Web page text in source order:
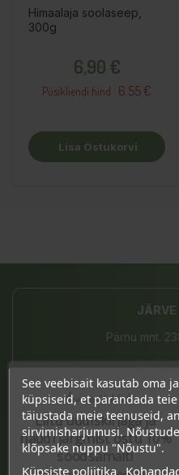
Himaalaja soolaseep,
300g
6,90 €
Püsikliendi hind : 6.55 €
Lisa Ostukorvi
JÄRVE
Pärnu mnt.
E-L 10-
(+372)
See veebisait kasutab oma
küpsiseid, et parandada
täiustada meie teenuseid,
sirvimisharjumusi.
klõpsake nuppu "Nõustu".
Küpsiste poliitika
Ära veel lahku!
Liitu uudiskirjaga ja
naudi järgmist ostu 10%
soodsamalt!